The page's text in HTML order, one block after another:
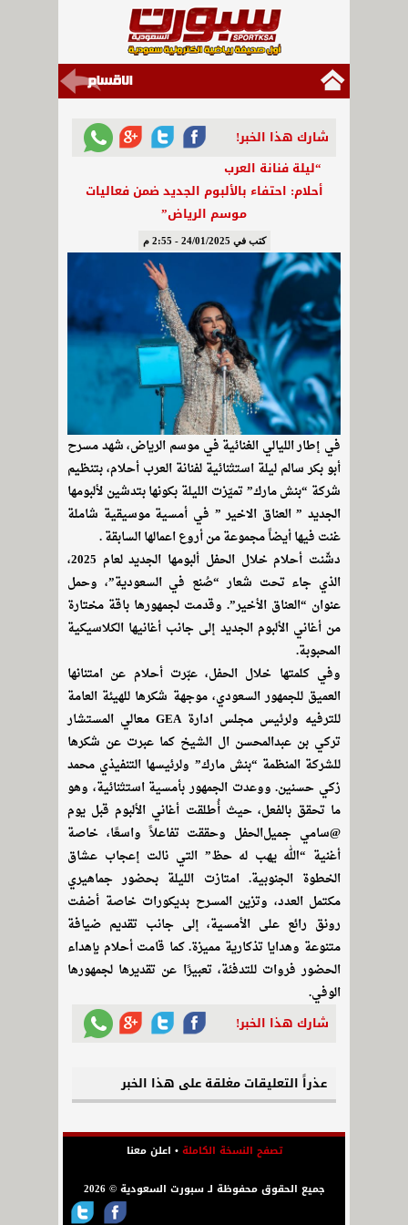
شارك هذا الخبر!
“ليلة فنانة العرب
أحلام: احتفاء بالألبوم الجديد ضمن فعاليات
موسم الرياض”
كتب في 24/01/2025 - 2:55 م
في إطار الليالي الغنائية في موسم الرياض، شهد مسرح
أبو بكر سالم ليلة استثنائية لفنانة العرب أحلام، بتنظيم
شركة “بنش مارك” تميّزت الليلة بكونها بتدشين لألبومها
الجديد ” العناق الاخير ” في أمسية موسيقية شاملة
غنت فيها أيضاً مجموعة من أروع اعمالها السابقة .
دشّنت أحلام خلال الحفل ألبومها الجديد لعام 2025،
الذي جاء تحت شعار “صُنع في السعودية”، وحمل
عنوان “العناق الأخير”. وقدمت لجمهورها باقة مختارة
من أغاني الألبوم الجديد إلى جانب أغانيها الكلاسيكية
المحبوبة.
وفي كلمتها خلال الحفل، عبّرت أحلام عن امتنانها
العميق للجمهور السعودي، موجهة شكرها للهيئة العامة
للترفيه ولرئيس مجلس ادارة GEA معالي المستشار
تركي بن عبدالمحسن ال الشيخ كما عبرت عن شكرها
للشركة المنظمة “بنش مارك” ولرئيسها التنفيذي محمد
زكي حسنين. ووعدت الجمهور بأمسية استثنائية، وهو
ما تحقق بالفعل، حيث أُطلقت أغاني الألبوم قبل يوم
@⁨سامي جميل⁩الحفل وحققت تفاعلاً واسعًا، خاصة
أغنية “الله يهب له حظ” التي نالت إعجاب عشاق
الخطوة الجنوبية. امتازت الليلة بحضور جماهيري
مكتمل العدد، وتزين المسرح بديكورات خاصة أضفت
رونق رائع على الأمسية، إلى جانب تقديم ضيافة
متنوعة وهدايا تذكارية مميزة. كما قامت أحلام بإهداء
الحضور فروات للتدفئة، تعبيرًا عن تقديرها لجمهورها
الوفي.
شارك هذا الخبر!
عذراً التعليقات مغلقة على هذا الخبر
تصفح النسخة الكاملة• اعلن معنا
جميع الحقوق محفوظة لـ سبورت السعودية © 2026